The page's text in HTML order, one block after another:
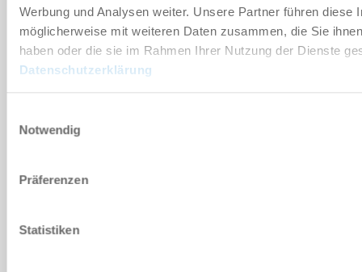
Werbung und Analysen weiter. Unsere Partner führen diese
möglicherweise mit weiteren Daten zusammen, die Sie
haben oder die sie im Rahmen Ihrer Nutzung der Dienste
Datenschutzerklärung
Notwendig
Präferenzen
Statistiken
장점 세부 정보
클린룸 적합성 인증서
다운로드